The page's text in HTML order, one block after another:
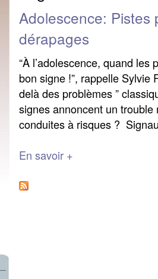
Adolescence: Pistes
dérapages
“À l’adolescence, quand les
bon signe !”, rappelle Sylvie
delà des problèmes ”
signes annoncent un
conduites à risques ?
En savoir +